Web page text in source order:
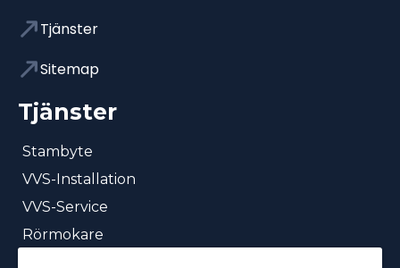
Tjänster
Sitemap
Tjänster
Stambyte
VVS-Installation
VVS-Service
Rörmokare